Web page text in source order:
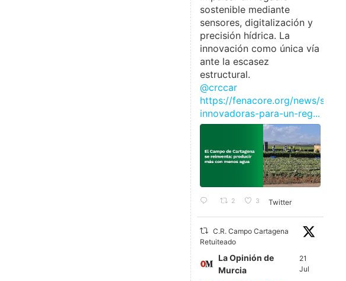
sostenible mediante
sensores, digitalización y
precisión hídrica. La
innovación como única vía
ante la escasez
estructural.
@crccar
https://fenacore.org/news/
innovadoras-para-un-reg...
2 3 Twitter
C.R. Campo Cartagena
Retuiteado
La Opinión de
Murcia
21
Jul